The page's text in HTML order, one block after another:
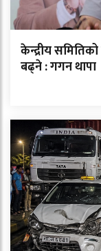
केन्द्रीय
बढ्ने : गगन थापा